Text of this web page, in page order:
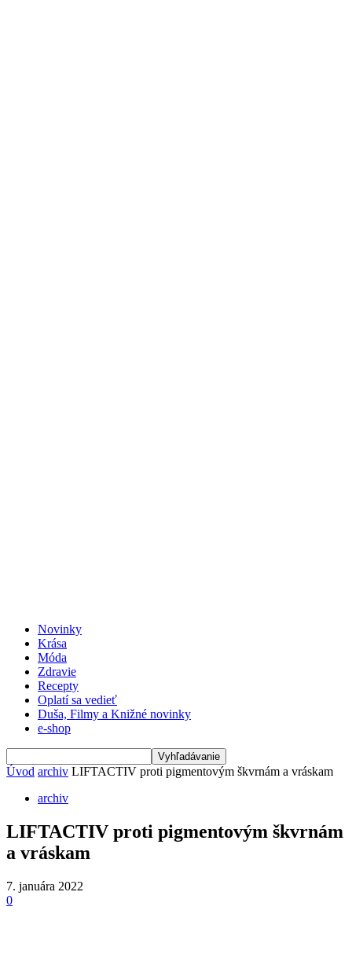
Novinky
Krása
Móda
Zdravie
Recepty
Oplatí sa vedieť
Duša, Filmy a Knižné novinky
e-shop
Úvod archiv LIFTACTIV proti pigmentovým škvrnám a vráskam
archiv
LIFTACTIV proti pigmentovým škvrnám
a vráskam
7. januára 2022
0